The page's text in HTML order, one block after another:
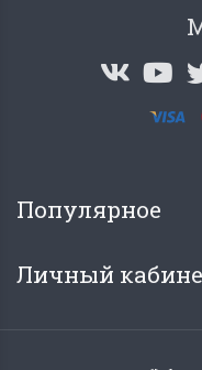
Популярное
Личный